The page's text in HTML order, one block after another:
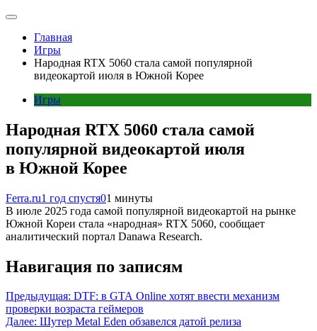
Главная
Игры
Народная RTX 5060 стала самой популярной
видеокартой июля в Южной Корее
Игры
Народная RTX 5060 стала самой
популярной видеокартой июля
в Южной Корее
Ferra.ru1 год спустя01 минуты
В июле 2025 года самой популярной видеокартой на рынке
Южной Кореи стала «народная» RTX 5060, сообщает
аналитический портал Danawa Research.
Навигация по записям
Предыдущая: DTF: в GTA Online хотят ввести механизм
проверки возраста геймеров
Далее: Шутер Metal Eden обзавелся датой релиза